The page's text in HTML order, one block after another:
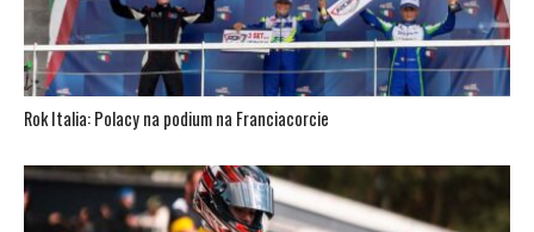
Rok Italia: Polacy na podium na Franciacorcie